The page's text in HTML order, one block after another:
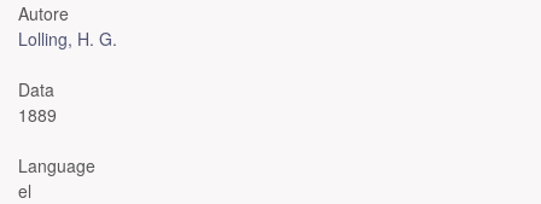
Autore
Lolling, H. G.
Data
1889
Language
el